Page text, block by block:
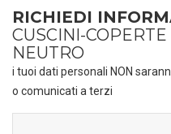
RICHIEDI
CUSCINI-
NEUTRO
i tuoi dati personali NON
o comunicati a terzi